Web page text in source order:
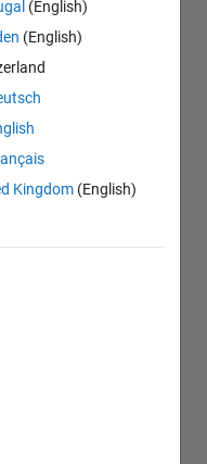
(English)
(English)
Kingdom (English)